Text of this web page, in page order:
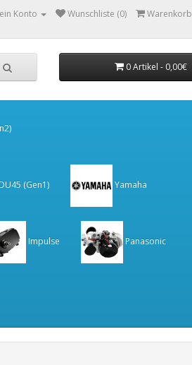
Konto Wunschliste (0) Warenkorb
0 Artikel - 0,00€
(Gen1) Yamaha
Impulse Panasonic